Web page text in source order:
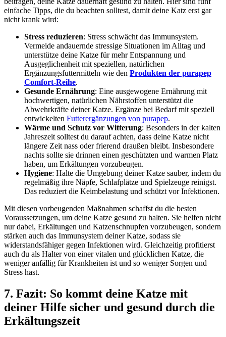
einfache Tipps, die du beachten solltest, damit deine Katz erst gar
nicht krank wird:
Stress reduzieren: Stress schwächt das Immunsystem.
Vermeide andauernde stressige Situationen im Alltag und
unterstütze deine Katze für mehr Entspannung und
Ausgeglichenheit mit speziellen, natürlichen
Ergänzungsfuttermitteln wie den Produkten der purapep
Comfort-Reihe.
Gesunde Ernährung: Eine ausgewogene Ernährung mit
hochwertigen, natürlichen Nährstoffen unterstützt die
Abwehrkräfte deiner Katze. Ergänze bei Bedarf mit speziell
entwickelten Futterergänzungen von purapep.
Wärme und Schutz vor Witterung: Besonders in der kalten
Jahreszeit solltest du darauf achten, dass deine Katze nicht
längere Zeit nass oder frierend draußen bleibt. Insbesondere
nachts sollte sie drinnen einen geschützten und warmen Platz
haben, um Erkältungen vorzubeugen.
Hygiene: Halte die Umgebung deiner Katze sauber, indem du
regelmäßig ihre Näpfe, Schlafplätze und Spielzeuge reinigst.
Das reduziert die Keimbelastung und schützt vor Infektionen.
Mit diesen vorbeugenden Maßnahmen schaffst du die besten
Voraussetzungen, um deine Katze gesund zu halten. Sie helfen nicht
nur dabei, Erkältungen und Katzenschnupfen vorzubeugen, sondern
stärken auch das Immunsystem deiner Katze, sodass sie
widerstandsfähiger gegen Infektionen wird. Gleichzeitig profitierst
auch du als Halter von einer vitalen und glücklichen Katze, die
weniger anfällig für Krankheiten ist und so weniger Sorgen und
Stress hast.
7. Fazit: So kommt deine Katze mit
deiner Hilfe sicher und gesund durch die
Erkältungszeit